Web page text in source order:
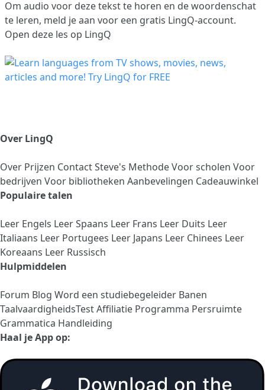
Om audio voor deze tekst te horen en de woordenschat
te leren, meld je aan voor een gratis LingQ-account.
Open deze les op LingQ
Over LingQ
Over Prijzen ContactSteve's MethodeVoor scholen Voor
bedrijven Voor bibliotheken Aanbevelingen Cadeauwinkel
Populaire talen
Leer Engels Leer Spaans Leer Frans Leer Duits Leer
Italiaans Leer Portugees Leer Japans Leer Chinees Leer
Koreaans Leer Russisch
Hulpmiddelen
Forum Blog Word een studiebegeleider Banen
TaalvaardigheidsTestAffiliatie Programma Persruimte
Grammatica Handleiding
Haal je App op: